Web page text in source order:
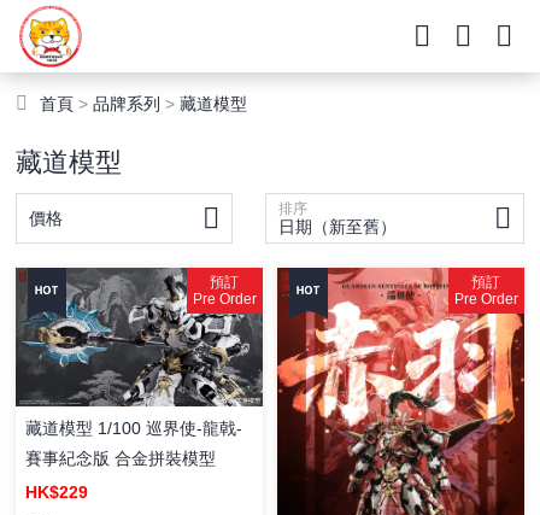
首頁 >品牌系列 >藏道模型
藏道模型
價格 排序
日期（新至舊）
預訂
Pre Order
藏道模型 1/100 巡界使-龍戟-
賽事紀念版 合金拼裝模型
HK$229
預訂
Pre Order